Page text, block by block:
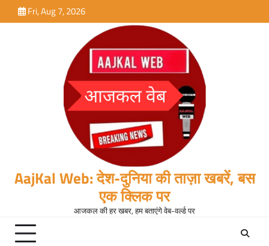
to
Fri, Aug 7, 2026
AajKal Web: देश-दुनिया की ताज़ा खबरें, बस
एक क्लिक पर
आजकल की हर खबर, हम बताएंगे वेब-वर्ल्ड पर